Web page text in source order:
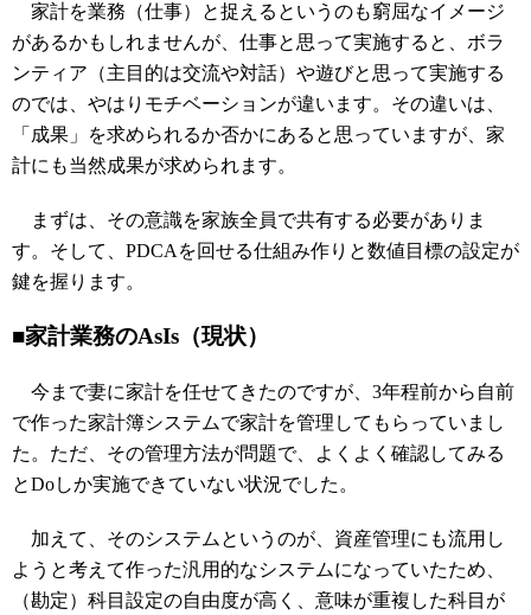
家計を業務（仕事）と捉えるというのも窮屈なイメージ
があるかもしれませんが、仕事と思って実施すると、ボラ
ンティア（主目的は交流や対話）や遊びと思って実施する
のでは、やはりモチベーションが違います。その違いは、
「成果」を求められるか否かにあると思っていますが、家
計にも当然成果が求められます。
まずは、その意識を家族全員で共有する必要がありま
す。そして、PDCAを回せる仕組み作りと数値目標の設定が
鍵を握ります。
■家計業務のAsIs（現状）
今まで妻に家計を任せてきたのですが、3年程前から自前
で作った家計簿システムで家計を管理してもらっていまし
た。ただ、その管理方法が問題で、よくよく確認してみる
とDoしか実施できていない状況でした。
加えて、そのシステムというのが、資産管理にも流用し
ようと考えて作った汎用的なシステムになっていたため、
（勘定）科目設定の自由度が高く、意味が重複した科目が